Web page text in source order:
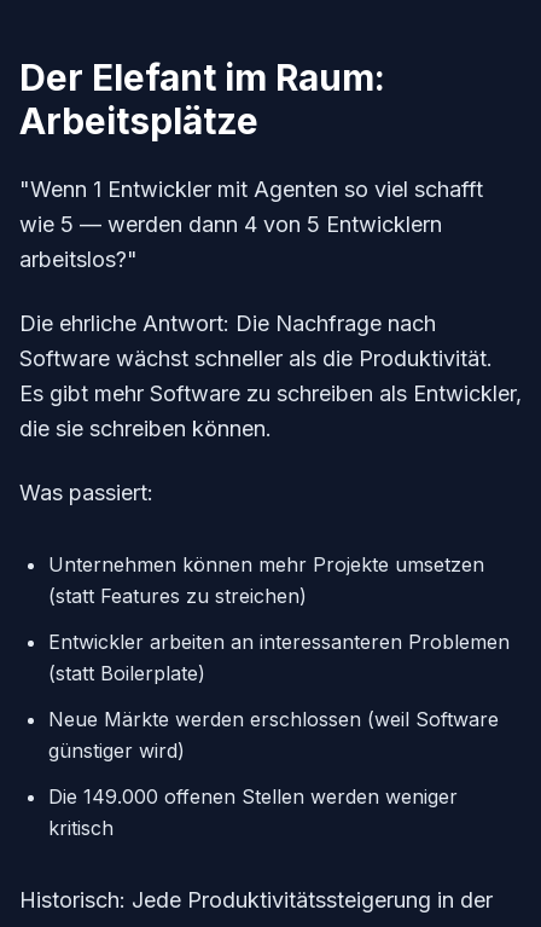
Der Elefant im Raum:
Arbeitsplätze
"Wenn 1 Entwickler mit Agenten so viel schafft
wie 5 — werden dann 4 von 5 Entwicklern
arbeitslos?"
Die ehrliche Antwort: Die Nachfrage nach
Software wächst schneller als die Produktivität.
Es gibt mehr Software zu schreiben als Entwickler,
die sie schreiben können.
Was passiert:
Unternehmen können mehr Projekte umsetzen
(statt Features zu streichen)
Entwickler arbeiten an interessanteren Problemen
(statt Boilerplate)
Neue Märkte werden erschlossen (weil Software
günstiger wird)
Die 149.000 offenen Stellen werden weniger
kritisch
Historisch: Jede Produktivitätssteigerung in der